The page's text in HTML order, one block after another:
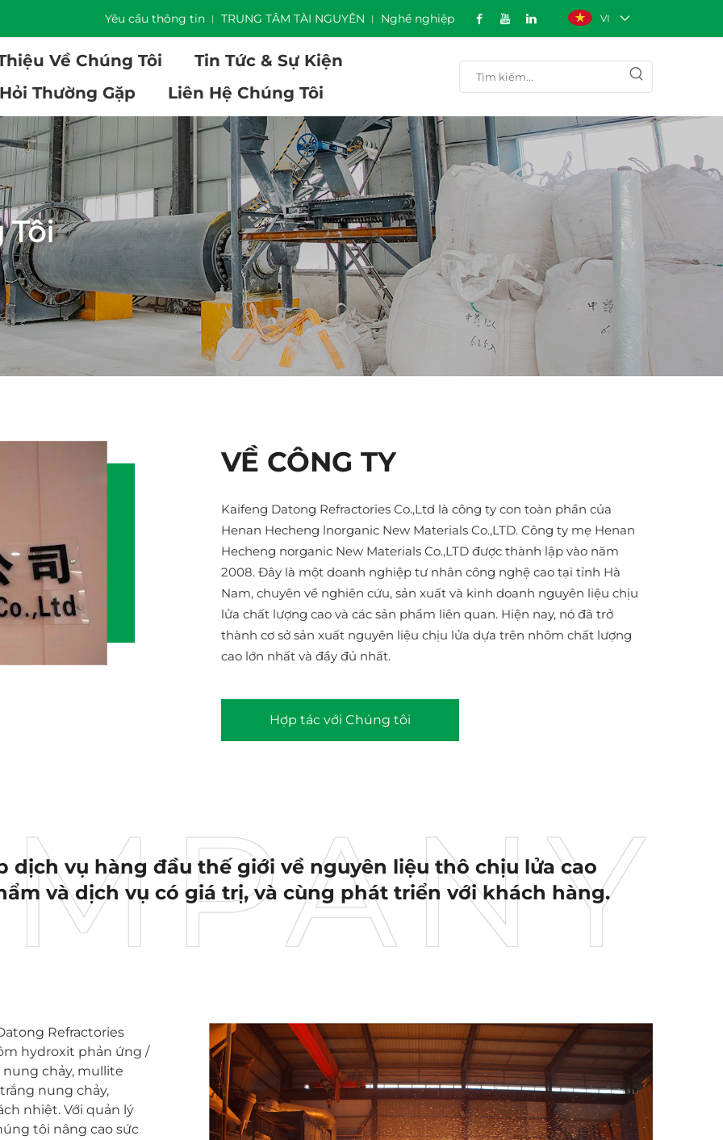
VI
Yêu cầu thông tin TRUNG TÂM TÀI NGUYÊN Nghề nghiệp
Về Chúng Tôi
Tin Tức & Sự Kiện
Thường Gặp
Liên Hệ Chúng Tôi
Tôi
VỀ CÔNG TY
Kaifeng Datong Refractories Co.,Ltd là công ty con toàn phần của
Henan Hecheng lnorganic New Materials Co.,LTD. Công ty mẹ Henan
Hecheng norganic New Materials Co.,LTD được thành lập vào năm
2008. Đây là một doanh nghiệp tư nhân công nghệ cao tại tỉnh Hà
Nam, chuyên về nghiên cứu, sản xuất và kinh doanh nguyên liệu chịu
lửa chất lượng cao và các sản phẩm liên quan. Hiện nay, nó đã trở
thành cơ sở sản xuất nguyên liệu chịu lửa dựa trên nhôm chất lượng
cao lớn nhất và đầy đủ nhất.
Hợp tác với Chúng tôi
dịch vụ hàng đầu thế giới về nguyên liệu thô chịu lửa cao
và dịch vụ có giá trị, và cùng phát triển với khách hàng.
Refractories
hydroxit phản ứng /
chảy, mullite
nung chảy,
nhiệt. Với quản lý
tôi nâng cao sức